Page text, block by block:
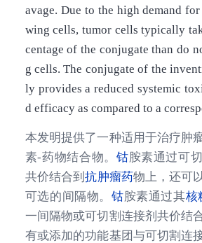
avage. Due to the high demand
wing cells, tumor cells typically
centage of the conjugate than do
g cells. The conjugate of the
ly provides a reduced systemic
d efficacy as compared to a
本发明提供了一种适用于治疗肿
素-药物结合物。 钴胺素通过可
共价结合到抗肿瘤药物上，还可
可选的间隔物。钴胺素通过其核
一间隔物或可切割连接剂共价结
有或添加的功能基团与可切割连